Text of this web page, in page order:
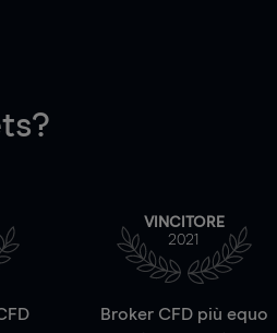
VINCITORE
2021
Broker CFD più equo